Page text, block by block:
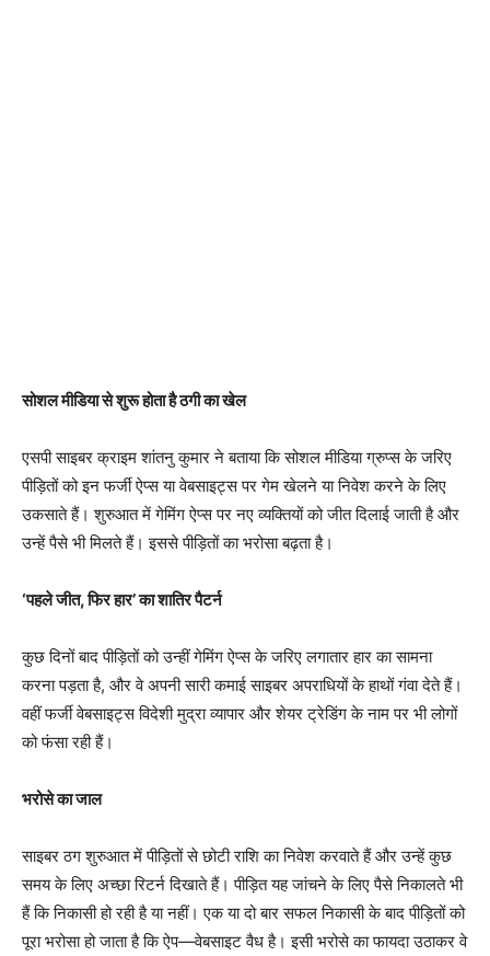
सोशल मीडिया से शुरू होता है ठगी का खेल
एसपी साइबर क्राइम शांतनु कुमार ने बताया कि सोशल मीडिया ग्रुप्स के जरिए
पीड़ितों को इन फर्जी ऐप्स या वेबसाइट्स पर गेम खेलने या निवेश करने के लिए
उकसाते हैं। शुरुआत में गेमिंग ऐप्स पर नए व्यक्तियों को जीत दिलाई जाती है और
उन्हें पैसे भी मिलते हैं। इससे पीड़ितों का भरोसा बढ़ता है।
‘पहले जीत, फिर हार’ का शातिर पैटर्न
कुछ दिनों बाद पीड़ितों को उन्हीं गेमिंग ऐप्स के जरिए लगातार हार का सामना
करना पड़ता है, और वे अपनी सारी कमाई साइबर अपराधियों के हाथों गंवा देते हैं।
वहीं फर्जी वेबसाइट्स विदेशी मुद्रा व्यापार और शेयर ट्रेडिंग के नाम पर भी लोगों
को फंसा रही हैं।
भरोसे का जाल
साइबर ठग शुरुआत में पीड़ितों से छोटी राशि का निवेश करवाते हैं और उन्हें कुछ
समय के लिए अच्छा रिटर्न दिखाते हैं। पीड़ित यह जांचने के लिए पैसे निकालते भी
हैं कि निकासी हो रही है या नहीं। एक या दो बार सफल निकासी के बाद पीड़ितों को
पूरा भरोसा हो जाता है कि ऐप—वेबसाइट वैध है। इसी भरोसे का फायदा उठाकर वे